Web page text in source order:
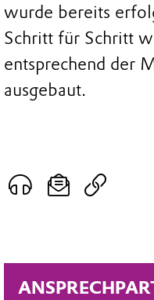
wurde bereits
Schritt für Schritt
entsprechend der
ausgebaut.